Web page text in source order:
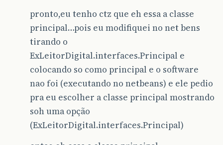
pronto,eu tenho ctz que eh essa a classe
principal…pois eu modifiquei no net bens
tirando o
ExLeitorDigital.interfaces.Principal e
colocando so como principal e o software
nao foi (executando no netbeans) e ele pedio
pra eu escolher a classe principal mostrando
soh uma opção
(ExLeitorDigital.interfaces.Principal)